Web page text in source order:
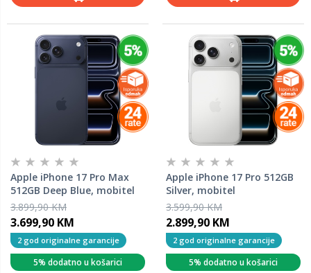
Apple iPhone 17 Pro Max
512GB Deep Blue, mobitel
3.899,90 KM
3.699,90 KM
2 god originalne garancije
5% dodatno u košarici
Apple iPhone 17 Pro 512GB
Silver, mobitel
3.599,90 KM
2.899,90 KM
2 god originalne garancije
5% dodatno u košarici